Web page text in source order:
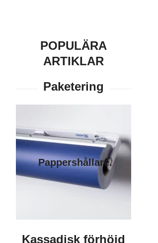
POPULÄRA
ARTIKLAR
Pappershållare